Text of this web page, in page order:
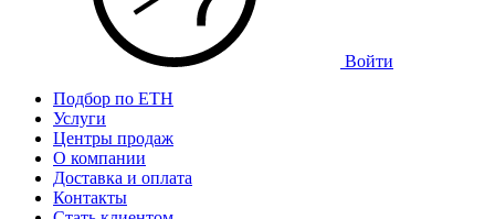
Войти
Подбор по ЕТН
Услуги
Центры продаж
О компании
Доставка и оплата
Контакты